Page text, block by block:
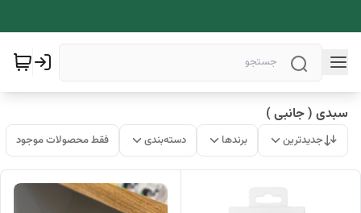
سبدی ( جانبی )
جدیدترین برندها دسته‌بندی فقط محصولات موجود